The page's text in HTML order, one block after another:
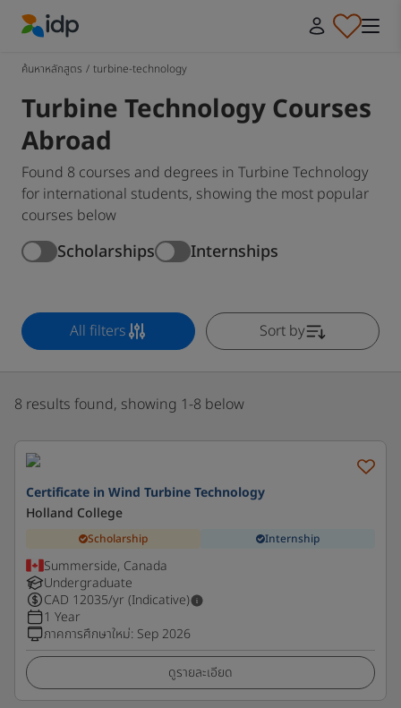
ค้นหาหลักสูตร / turbine-technology
Turbine Technology Courses
Abroad
Found 8 courses and degrees in Turbine Technology
for international students, showing the most popular
courses below
Scholarships Internships
All filters Sort by
8 results found, showing 1-8 below
Certificate in Wind Turbine Technology
Holland College
Scholarship Internship
Summerside, Canada
Undergraduate
CAD 12035/yr (Indicative)
1 Year
ภาคการศึกษาใหม่: Sep 2026
ดูรายละเอียด